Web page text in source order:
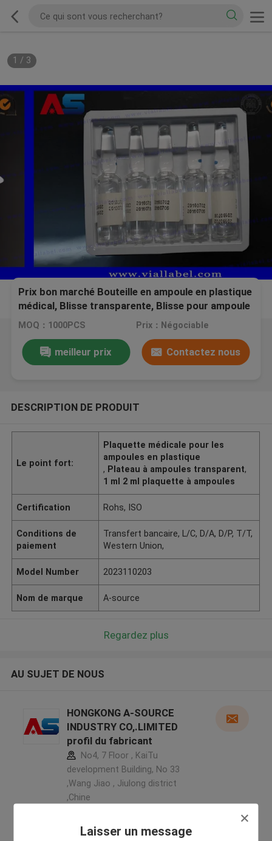
Laisser un message
1 / 3
Prix bon marché Bouteille en ampoule en plastique
médical, Blisse transparente, Blisse pour ampoule
de 1 ml / 2 ml
MOQ：1000PCS Prix：Négociable
meilleur prix Contactez nous
DESCRIPTION DE PRODUIT
Le point fort:
Plaquette médicale pour les
ampoules en plastique
, Plateau à ampoules transparent,
1 ml 2 ml plaquette à ampoules
Certification Rohs, ISO
Conditions de
paiement
Transfert bancaire, L/C, D/A, D/P, T/T,
Western Union,
Model Number 2023110203
Nom de marque A-source
Regardez plus
AU SUJET DE NOUS
HONGKONG A-SOURCE
INDUSTRY CO,.LIMITED
profil du fabricant
No4, 7 Floor , KaiTu
development Building, No 33
,Wang Jiao , Jiulong district
,Chine
Fournisseur vérifié